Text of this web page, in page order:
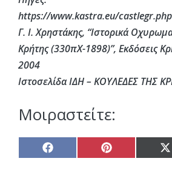
https://www.kastra.eu/
Γ. Ι. Χρηστάκης, “Ιστορικά
Κρήτης (330πΧ-1898)”, Εκδόσεις
2004
Ιστοσελίδα ΙΔΗ – ΚΟΥΛΕΔΕΣ ΤΗΣ
Μοιραστείτε:
Share
on
Share
on